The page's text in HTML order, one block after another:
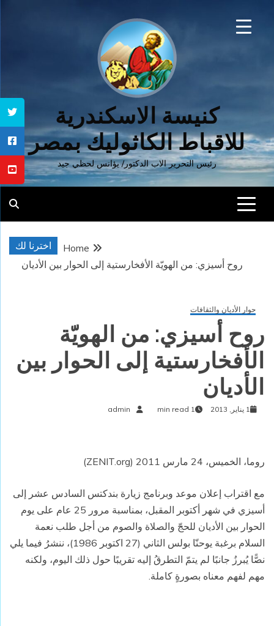
كنيسة الاسكندرية
للاقباط الكاثوليك بمصر
رئيس التحرير الاب الدكتور/ يؤانس لحظي جيد
اخترنا لك
Home
روح أسيزي: من الهويّة الأفخارستية إلى الحوار بين الأديان
حوار الأديان والثقافات
روح أسيزي: من الهويّة
الأفخارستية إلى الحوار بين
الأديان
1 يناير, 2013 1 min read
admin
روما، الخميس، 24 مارس 2011 (ZENIT.org)
مع اقتراب إعلان موعد وبرنامج زيارة بندكتس السادس عشر إلى
أسيزي في شهر أكتوبر المقبل، بمناسبة مرور 25 عام على يوم
الحوار بين الأديان للحجّ والصلاة والصوم من أجل طلب نعمة
السلام برغبة يوحنّا بولس الثاني (27 اكتوبر 1986)، ننشرُ فيما يلي
نصًّا يُبرزُ جانبًا لم يتمّ التطرقُ إليه تقريبًا حول ذلك اليوم، ولكنه
مهم لفهم معناه بصورةٍ كاملة.